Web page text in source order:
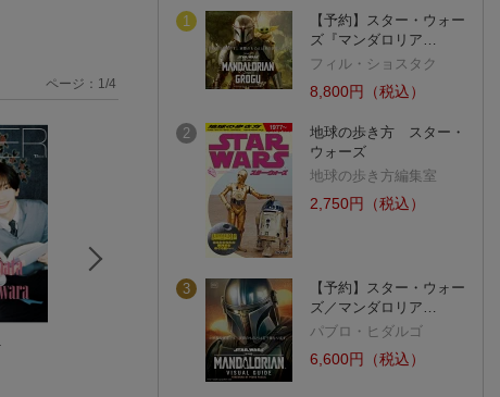
Stagefan Vol.57
TVガイドPLUS
SPECIAL
ページ： 1 /4
1
【予約】スター・ウォー
ズ『マンダロリア…
フィル・ショスタク
8,800円（税込）
2
地球の歩き方 スター・
ウォーズ
地球の歩き方編集室
2,750円（税込）
3
【予約】スター・ウォー
ズ／マンダロリア…
パブロ・ヒダルゴ
6,600円（税込）